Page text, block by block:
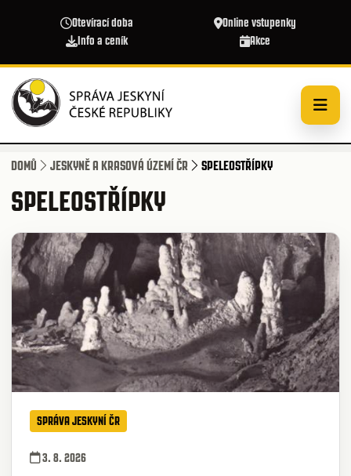
Otevírací doba
Online vstupenky
Info a ceník
Akce
DOMŮ JESKYNĚ A KRASOVÁ ÚZEMÍ ČR SPELEOSTŘÍPKY
SPELEOSTŘÍPKY
SPRÁVA JESKYNÍ ČR
3. 8. 2026